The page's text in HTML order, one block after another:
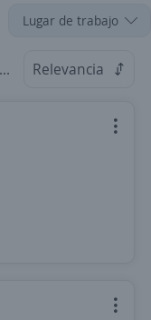
Lugar de trabajo
Relevancia